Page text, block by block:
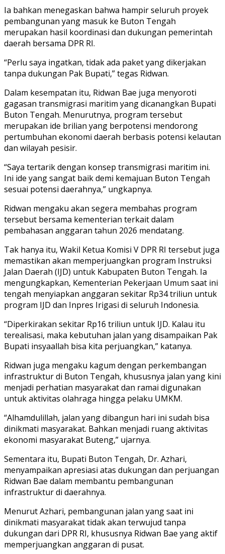
Ia bahkan menegaskan bahwa hampir seluruh proyek
pembangunan yang masuk ke Buton Tengah
merupakan hasil koordinasi dan dukungan pemerintah
daerah bersama DPR RI.
“Perlu saya ingatkan, tidak ada paket yang dikerjakan
tanpa dukungan Pak Bupati,” tegas Ridwan.
Dalam kesempatan itu, Ridwan Bae juga menyoroti
gagasan transmigrasi maritim yang dicanangkan Bupati
Buton Tengah. Menurutnya, program tersebut
merupakan ide brilian yang berpotensi mendorong
pertumbuhan ekonomi daerah berbasis potensi kelautan
dan wilayah pesisir.
“Saya tertarik dengan konsep transmigrasi maritim ini.
Ini ide yang sangat baik demi kemajuan Buton Tengah
sesuai potensi daerahnya,” ungkapnya.
Ridwan mengaku akan segera membahas program
tersebut bersama kementerian terkait dalam
pembahasan anggaran tahun 2026 mendatang.
Tak hanya itu, Wakil Ketua Komisi V DPR RI tersebut juga
memastikan akan memperjuangkan program Instruksi
Jalan Daerah (IJD) untuk Kabupaten Buton Tengah. Ia
mengungkapkan, Kementerian Pekerjaan Umum saat ini
tengah menyiapkan anggaran sekitar Rp34 triliun untuk
program IJD dan Inpres Irigasi di seluruh Indonesia.
“Diperkirakan sekitar Rp16 triliun untuk IJD. Kalau itu
terealisasi, maka kebutuhan jalan yang disampaikan Pak
Bupati insyaallah bisa kita perjuangkan,” katanya.
Ridwan juga mengaku kagum dengan perkembangan
infrastruktur di Buton Tengah, khususnya jalan yang kini
menjadi perhatian masyarakat dan ramai digunakan
untuk aktivitas olahraga hingga pelaku UMKM.
“Alhamdulillah, jalan yang dibangun hari ini sudah bisa
dinikmati masyarakat. Bahkan menjadi ruang aktivitas
ekonomi masyarakat Buteng,” ujarnya.
Sementara itu, Bupati Buton Tengah, Dr. Azhari,
menyampaikan apresiasi atas dukungan dan perjuangan
Ridwan Bae dalam membantu pembangunan
infrastruktur di daerahnya.
Menurut Azhari, pembangunan jalan yang saat ini
dinikmati masyarakat tidak akan terwujud tanpa
dukungan dari DPR RI, khususnya Ridwan Bae yang aktif
memperjuangkan anggaran di pusat.